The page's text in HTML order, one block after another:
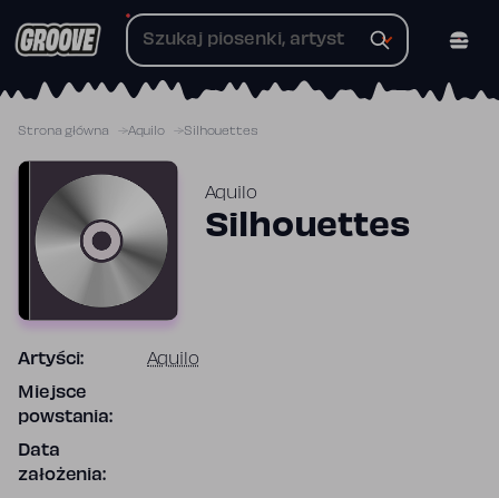
do
Strona główna Aquilo Silhouettes
Aquilo
Silhouettes
Artyści: Aquilo
Miejsce
powstania:
Data
założenia: